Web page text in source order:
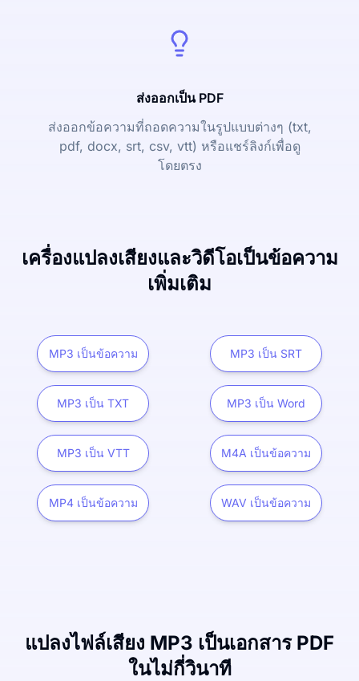
ส่งออกเป็น PDF
ส่งออกข้อความที่ถอดความในรูปแบบต่างๆ (txt,
pdf, docx, srt, csv, vtt) หรือแชร์ลิงก์เพื่อดู
โดยตรง
เครื่องแปลงเสียงและวิดีโอเป็นข้อความ
เพิ่มเติม
MP3 เป็นข้อความ MP3 เป็น SRT
MP3 เป็น TXT MP3 เป็น Word
MP3 เป็น VTT M4A เป็นข้อความ
MP4 เป็นข้อความ WAV เป็นข้อความ
แปลงไฟล์เสียง MP3 เป็นเอกสาร PDF
ในไม่กี่วินาที